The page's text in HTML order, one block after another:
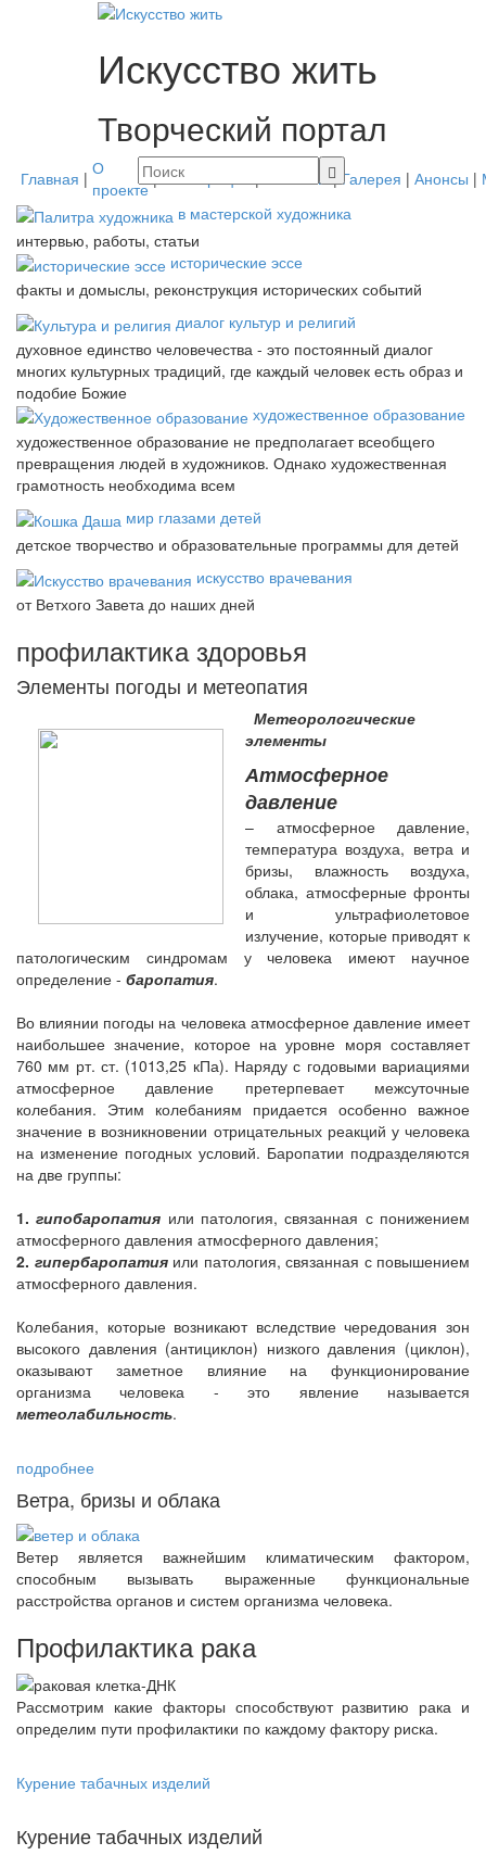
Искусство жить
Творческий портал
Главная | О
проекте | Регистрация | Контакты | Галерея | Анонсы |
в мастерской художника
интервью, работы, статьи
исторические эссе
факты и домыслы, реконструкция исторических событий
диалог культур и религий
духовное единство человечества - это постоянный диалог
многих культурных традиций, где каждый человек есть образ и
подобие Божие
художественное образование
художественное образование не предполагает всеобщего
превращения людей в художников. Однако художественная
грамотность необходима всем
мир глазами детей
детское творчество и образовательные программы для детей
искусство врачевания
от Ветхого Завета до наших дней
профилактика здоровья
Элементы погоды и метеопатия
Метеорологические
элементы
Атмосферное
давление
– атмосферное давление,
температура воздуха, ветра и
бризы, влажность воздуха,
облака, атмосферные фронты
и ультрафиолетовое
излучение, которые приводят к
патологическим синдромам у человека имеют научное
определение - баропатия.
Во влиянии погоды на человека атмосферное давление имеет
наибольшее значение, которое на уровне моря составляет
760 мм рт. ст. (1013,25 кПа). Наряду с годовыми вариациями
атмосферное давление претерпевает межсуточные
колебания. Этим колебаниям придается особенно важное
значение в возникновении отрицательных реакций у человека
на изменение погодных условий. Баропатии подразделяются
на две группы:
1. гипобаропатия или патология, связанная с понижением
атмосферного давления атмосферного давления;
2. гипербаропатияили патология, связанная с повышением
атмосферного давления.
Колебания, которые возникают вследствие чередования зон
высокого давления (антициклон) низкого давления (циклон),
оказывают заметное влияние на функционирование
организма человека - это явление называется
метеолабильность.
подробнее
Ветра, бризы и облака
Ветер является важнейшим климатическим фактором,
способным вызывать выраженные функциональные
расстройства органов и систем организма человека.
Профилактика рака
Рассмотрим какие факторы способствуют развитию рака и
определим пути профилактики по каждому фактору риска.
Курение табачных изделий
Курение табачных изделий